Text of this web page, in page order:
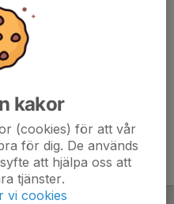
kakor
(cookies) för att vår
för dig. De används
att hjälpa oss att
tjänster.
vi cookies